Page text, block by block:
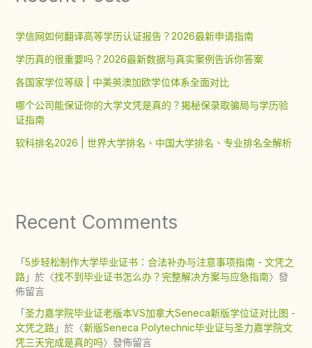
学信网如何翻译高等学历认证报告？2026最新申请指南
学历真的很重要吗？2026最新数据与真实案例告诉你答案
各国家学位等级 | 中美英澳加欧学位体系全面对比
哪个公司能保证你的大学文凭是真的？揭秘保录取骗局与学历验
证指南
软科排名2026 | 世界大学排名、中国大学排名、专业排名全解析
Recent Comments
「5步轻松制作大学毕业证书：合法补办与注意事项指南 - 文凭之
路」於〈找不到毕业证书怎么办？完整解决方案与应急指南〉發
佈留言
「圣力嘉学院毕业证老版本VS加拿大Seneca新版学位证对比图 -
文凭之路」於〈新版Seneca Polytechnic毕业证与圣力嘉学院文
凭三天完成是真的吗〉發佈留言